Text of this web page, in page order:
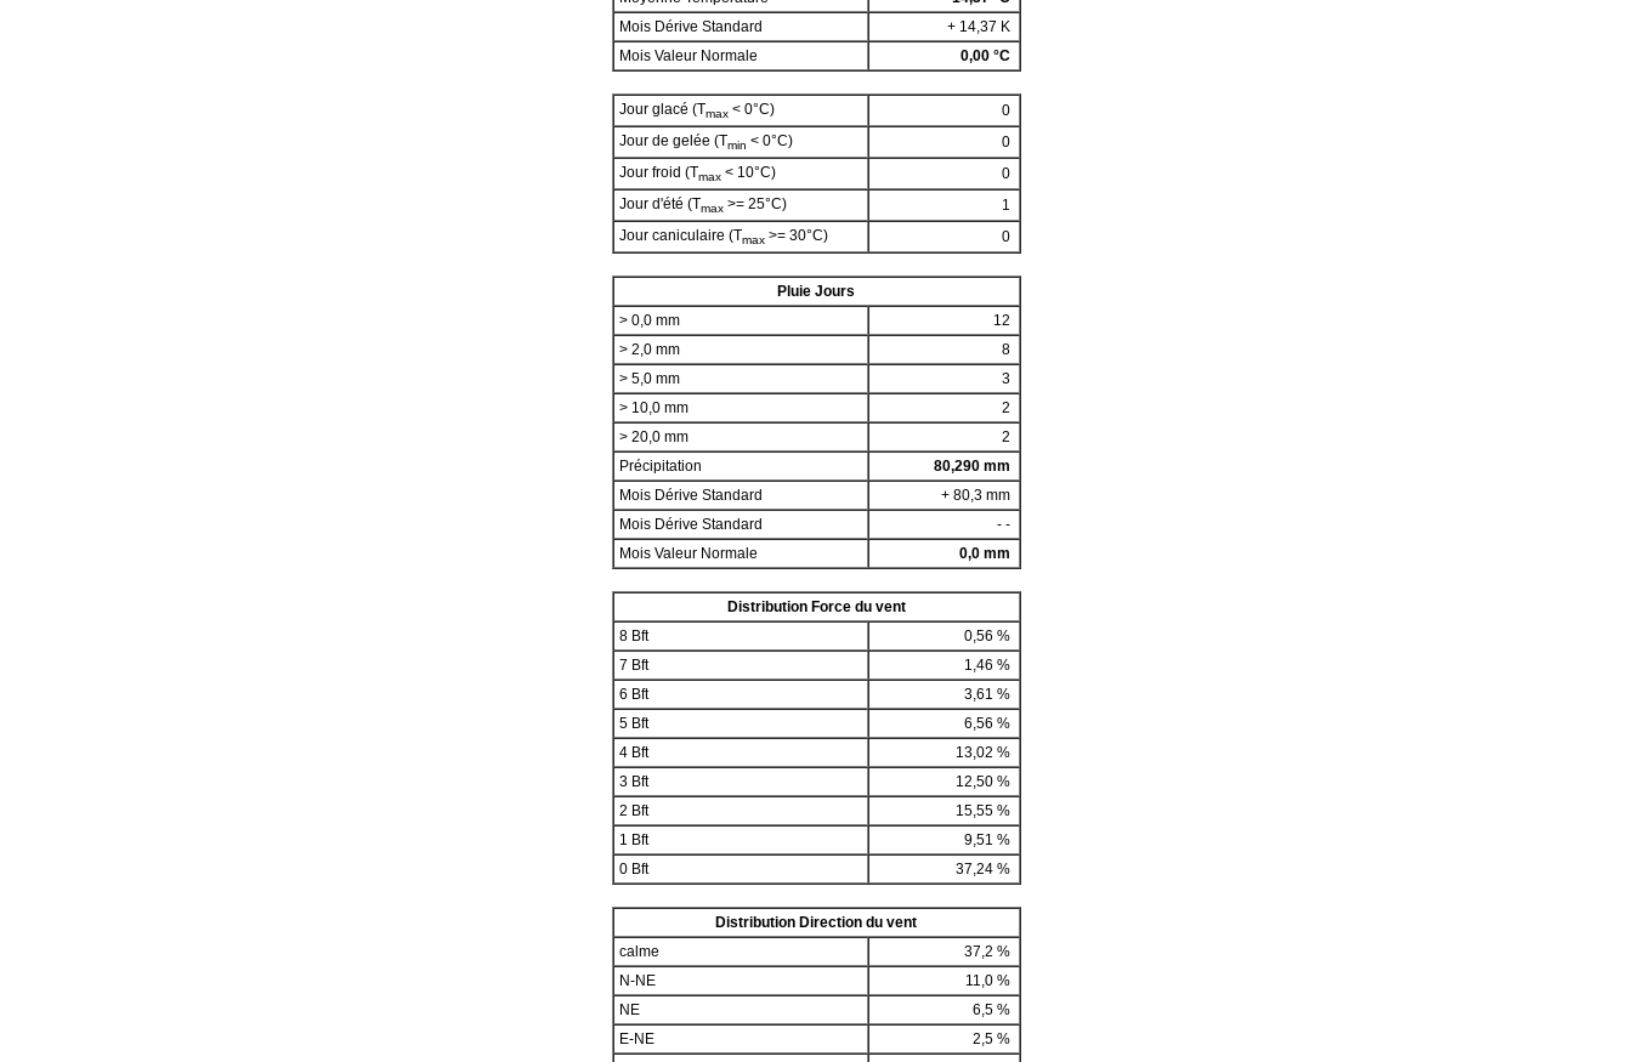
Mois Dérive Standard
+ 14,37 K
Mois Valeur Normale
0,00 °C
Jour glacé (Tmax< 0°C)
0
Jour de gelée (Tmin < 0°C)
0
Jour froid (Tmax< 10°C)
0
Jour d'été (Tmax>= 25°C)
1
Jour caniculaire (Tmax>= 30°C) 0
Pluie Jours
> 0,0 mm
12
> 2,0 mm
8
> 5,0 mm
3
> 10,0 mm
2
> 20,0 mm
2
Précipitation
80,290 mm
Mois Dérive Standard
+ 80,3 mm
Mois Dérive Standard
- -
Mois Valeur Normale
0,0 mm
Distribution Force du vent
8 Bft
0,56 %
7 Bft
1,46 %
6 Bft
3,61 %
5 Bft
6,56 %
4 Bft
13,02 %
3 Bft
12,50 %
2 Bft
15,55 %
1 Bft
9,51 %
0 Bft
37,24 %
Distribution Direction du vent
calme
37,2 %
N-NE
11,0 %
NE
6,5 %
E-NE
2,5 %